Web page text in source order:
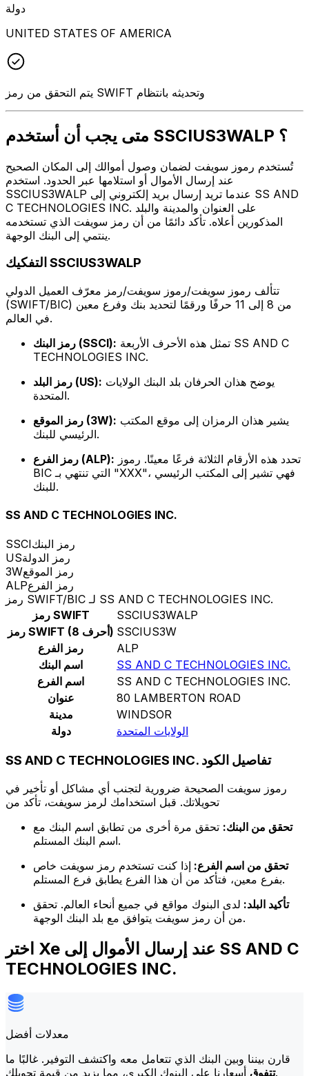
دولة
UNITED STATES OF AMERICA
يتم التحقق من رمز SWIFT وتحديثه بانتظام
متى يجب أن أستخدم SSCIUS3WALP ؟
تُستخدم رموز سويفت لضمان وصول أموالك إلى المكان الصحيح
عند إرسال الأموال أو استلامها عبر الحدود. استخدم
SSCIUS3WALP عندما تريد إرسال بريد إلكتروني إلى SS AND
C TECHNOLOGIES INC. على العنوان والمدينة والبلد
المذكورين أعلاه. تأكد دائمًا من أن رمز سويفت الذي تستخدمه
ينتمي إلى البنك الوجهة.
التفكيك SSCIUS3WALP
تتألف رموز سويفت/رموز سويفت/رمز معرّف العميل الدولي
(SWIFT/BIC) من 8 إلى 11 حرفًا ورقمًا لتحديد بنك وفرع معين
في العالم.
رمز البنك (SSCI):
TECHNOLOGIES INC.
رمز البلد (US):
المتحدة.
رمز الموقع (3W):
الرئيسي للبنك.
رمز الفرع (ALP):
BIC التي تنتهي بـ "XXX"، فهي تشير إلى المكتب الرئيسي
للبنك.
SS AND C TECHNOLOGIES INC.
SSCIرمز البنك
USرمز الدولة
3Wرمز الموقع
ALPرمز الفرع
رمز SWIFT/BIC لـ SS AND C TECHNOLOGIES INC.
رمز SWIFT
SSCIUS3WALP
رمز SWIFT (8 أحرف) SSCIUS3W
رمز الفرع
ALP
اسم البنك
SS AND C TECHNOLOGIES INC.
اسم الفرع
SS AND C TECHNOLOGIES INC.
عنوان
80 LAMBERTON ROAD
مدينة
WINDSOR
دولة
الولايات المتحدة
SS AND C TECHNOLOGIES INC. تفاصيل الكود
رموز سويفت الصحيحة ضرورية لتجنب أي مشاكل أو تأخير في
تحويلاتك. قبل استخدامك لرمز سويفت، تأكد من
تحقق من البنك: تحقق مرة أخرى من تطابق اسم البنك مع
اسم البنك المستلم.
تحقق من اسم الفرع: إذا كنت تستخدم رمز سويفت خاص
بفرع معين، فتأكد من أن هذا الفرع يطابق فرع المستلم.
تأكيد البلد: لدى البنوك مواقع في جميع أنحاء العالم. تحقق
من أن رمز سويفت يتوافق مع بلد البنك الوجهة.
اختر Xe عند إرسال الأموال إلى SS AND C
TECHNOLOGIES INC.
معدلات أفضل
قارن بيننا وبين البنك الذي تتعامل معه واكتشف التوفير. غالبًا ما
تتفوقأسعارنا على البنوك الكبرى، مما يزيد من قيمة تحويلك.